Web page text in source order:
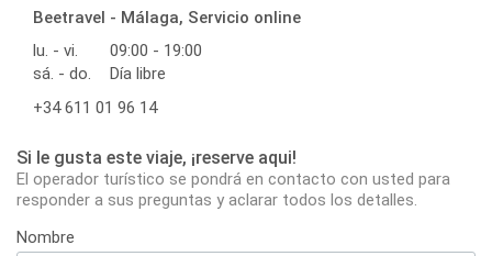
Beetravel - Málaga, Servicio online
lu. - vi.
09:00 - 19:00
sá. - do.
Día libre
+34 611 01 96 14
Si le gusta este viaje, ¡reserve aqui!
El operador turístico se pondrá en contacto con usted para
responder a sus preguntas y aclarar todos los detalles.
Nombre